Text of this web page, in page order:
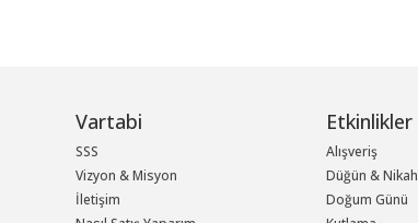
Vartabi
SSS
Vizyon & Misyon
İletişim
Etkinlikler
Alışveriş
Düğün & Nikah
Doğum Günü